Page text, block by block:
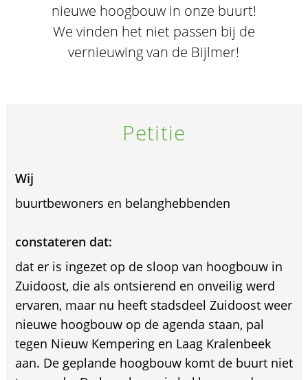
nieuwe hoogbouw in onze buurt!
We vinden het niet passen bij de
vernieuwing van de Bijlmer!
Petitie
Wij
buurtbewoners en belanghebbenden
constateren dat:
dat er is ingezet op de sloop van hoogbouw in
Zuidoost, die als ontsierend en onveilig werd
ervaren, maar nu heeft stadsdeel Zuidoost weer
nieuwe hoogbouw op de agenda staan, pal
tegen Nieuw Kempering en Laag Kralenbeek
aan. De geplande hoogbouw komt de buurt niet